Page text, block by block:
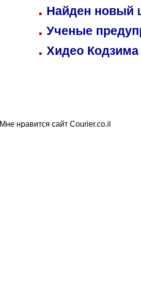
Найден
Ученые
Хидео
Мне нравится сайт Courier.co.il